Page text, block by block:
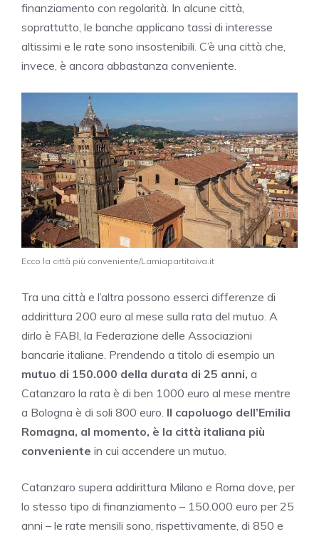
finanziamento con regolarità. In alcune città,
soprattutto, le banche applicano tassi di interesse
altissimi e le rate sono insostenibili. C’è una città che,
invece, è ancora abbastanza conveniente.
Ecco la città più conveniente/Lamiapartitaiva.it
Tra una città e l’altra possono esserci differenze di
addirittura 200 euro al mese sulla rata del mutuo. A
dirlo è FABI, la Federazione delle Associazioni
bancarie italiane. Prendendo a titolo di esempio un
mutuo di 150.000 della durata di 25 anni, a
Catanzaro la rata è di ben 1000 euro al mese mentre
a Bologna è di soli 800 euro. Il capoluogo dell’Emilia
Romagna, al momento, è la città italiana più
conveniente in cui accendere un mutuo.
Catanzaro supera addirittura Milano e Roma dove, per
lo stesso tipo di finanziamento – 150.000 euro per 25
anni – le rate mensili sono, rispettivamente, di 850 e